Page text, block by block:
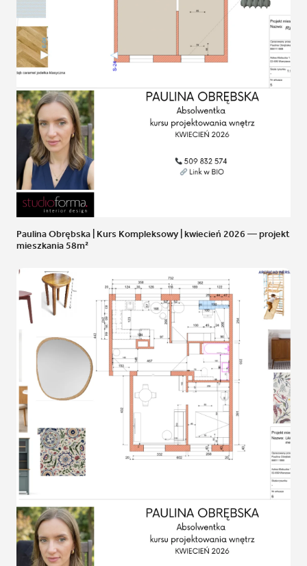
Paulina Obrębska | Kurs Kompleksowy | kwiecień 2026 — projekt
mieszkania 58m²